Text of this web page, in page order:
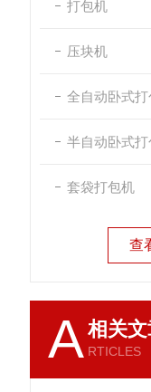
打包机
压块机
全自动卧式
半自动卧式
套袋打包机
查
A相关
RTICLES